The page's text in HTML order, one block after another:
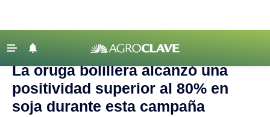
Agricultura
Ganadería
‹ VOLVER
Agroclave
La oruga bolillera alcanzó una
positividad superior al 80% en
soja durante esta campaña